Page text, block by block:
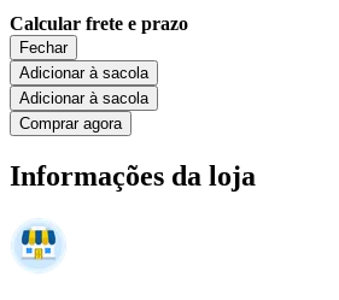
Calcular frete e prazo
Fechar
Adicionar à sacola
Adicionar à sacola
Comprar agora
Informações da loja